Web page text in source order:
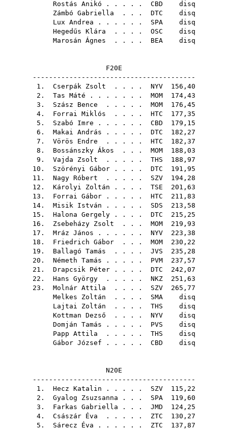
Rostás Anikó . . . . . CBD disq
Zámbó Gabriella . . . DTC disq
Lux Andrea . . . . . . SPA disq
Hegedűs Klára . . . . OSC disq
Marosán Ágnes . . . . BEA disq
F20E
----------------------------------------
1. Cserpák Zsolt . . . . NYV 156,40
2. Tas Máté . . . . . . . MOM 174,43
3. Szász Bence . . . . . MOM 176,45
4. Forrai Miklós . . . . HTC 177,35
5. Szabó Imre . . . . . . CBD 179,15
6. Makai András . . . . . DTC 182,27
7. Vörös Endre . . . . . HTC 182,37
8. Bossánszky Ákos . . . MOM 188,03
9. Vajda Zsolt . . . . . THS 188,97
10. Szörényi Gábor . . . . DTC 191,95
11. Nagy Róbert . . . . . SZV 194,28
12. Károlyi Zoltán . . . . TSE 201,63
13. Forrai Gábor . . . . . HTC 211,83
14. Misik István . . . . . SDS 213,58
15. Halona Gergely . . . . DTC 215,25
16. Zsebeházy Zsolt . . . MOM 219,93
17. Mráz János . . . . . . NYV 223,38
18. Friedrich Gábor . . . MOM 230,22
19. Ballagó Tamás . . . . JVS 235,28
20. Németh Tamás . . . . . PVM 237,57
21. Drapcsik Péter . . . . DTC 242,07
22. Hans György . . . . . NKZ 251,63
23. Molnár Attila . . . . SZV 265,77
Melkes Zoltán . . . . SMA disq
Lajtai Zoltán . . . . THS disq
Kottman Dezső . . . . NYV disq
Domján Tamás . . . . . PVS disq
Papp Attila . . . . . THS disq
Gábor József . . . . . CBD disq
N20E
----------------------------------------
1. Hecz Katalin . . . . . SZV 115,22
2. Gyalog Zsuzsanna . . . SPA 119,60
3. Farkas Gabriella . . . JMD 124,25
4. Császár Éva . . . . . ZTC 130,27
5. Sárecz Éva . . . . . . ZTC 137,87